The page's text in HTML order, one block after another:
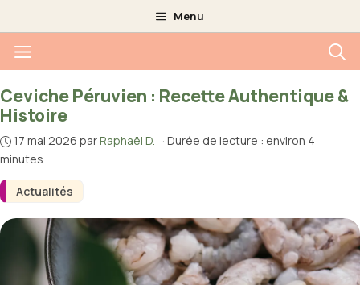
au
contenu
Menu
Menu
Actualités
Ceviche Péruvien : Recette Authentique &
Histoire
17 mai 2026 parRaphaël D. · Durée de lecture : environ 4
minutes